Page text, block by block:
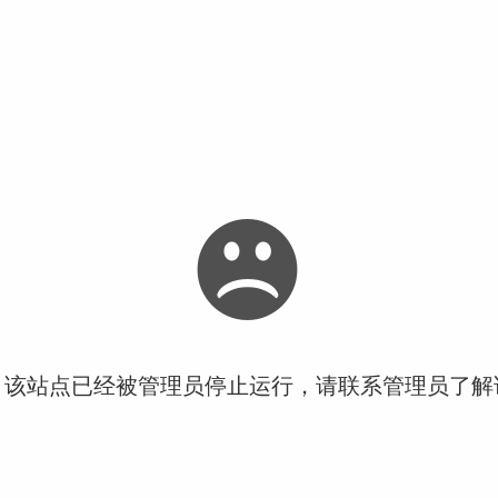
站点已经被管理员停止运行，请联系管理员了